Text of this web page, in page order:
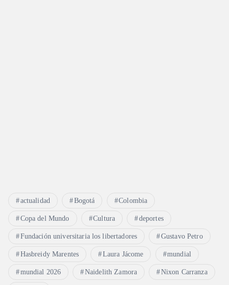
actualidad Bogotá Colombia
Copa del Mundo Cultura deportes
Fundación universitaria los libertadores Gustavo Petro
Hasbreidy Marentes Laura Jácome mundial
mundial 2026 Naidelith Zamora Nixon Carranza